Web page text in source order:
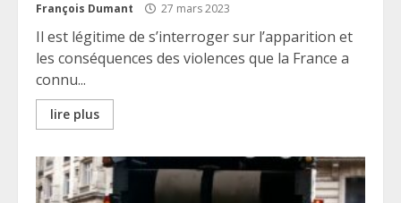
François Dumant 27 mars 2023
Il est légitime de s’interroger sur l’apparition et
les conséquences des violences que la France a
connu...
lire plus